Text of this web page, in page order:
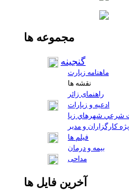
مجموعه ها
گنجینه
ماهنامه زیارت
نقشه ها
راهنمای زائر
ادعیه و زیارات
فيلم ها
بیمه و درمان
مداحی
آخرين فايل ها